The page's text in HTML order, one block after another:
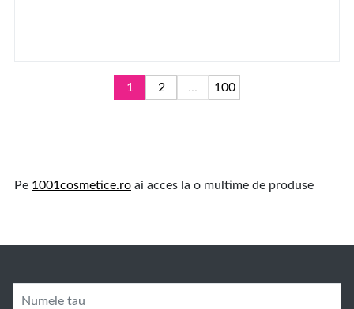
1 2 ... 100
Pe 1001cosmetice.ro ai acces la o multime de produse
Numele tau